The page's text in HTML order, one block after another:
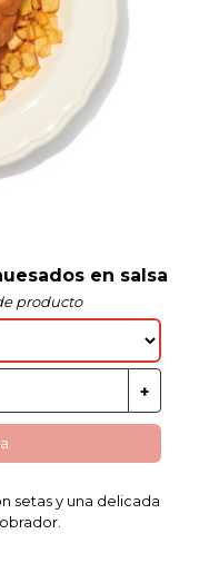
en salsa
producto
setas y una delicada